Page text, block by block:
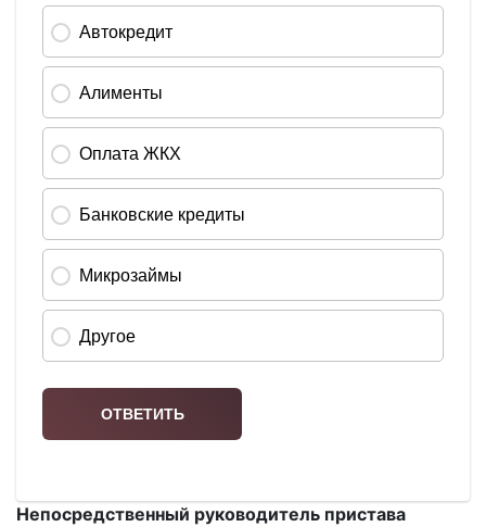
Непосредственный руководитель пристава